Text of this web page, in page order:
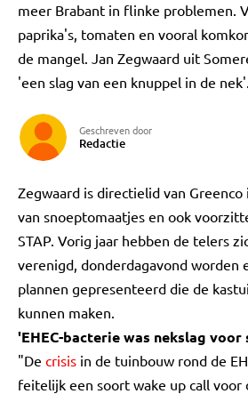
meer Brabant in flinke problemen.
paprika's, tomaten en vooral
de mangel. Jan Zegwaard uit
'een slag van een knuppel in de nek'.
Geschreven door
Redactie
Zegwaard is directielid van
van snoeptomaatjes en ook
STAP. Vorig jaar hebben de telers
verenigd, donderdagavond worden
plannen gepresenteerd die de
kunnen maken.
'EHEC-bacterie was nekslag voor
"De crisis in de tuinbouw rond de
feitelijk een soort wake up call